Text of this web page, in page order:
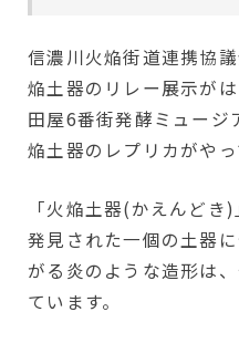
信濃川火焔街道連携協
焔土器のリレー展示が
田屋6番街発酵ミュージ
焔土器のレプリカがや
「火焔土器(かえんど
発見された一個の土器
がる炎のような造形は
ています。